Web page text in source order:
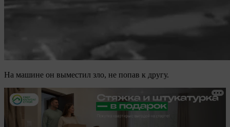
На машине он выместил зло, не попав к другу.